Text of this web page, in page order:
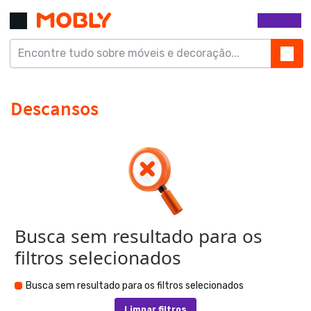
Busca sem resultado para os
filtros selecionados
Busca sem resultado para os filtros selecionados